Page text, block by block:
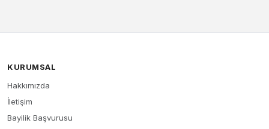
KURUMSAL
Hakkımızda
İletişim
Bayilik Başvurusu